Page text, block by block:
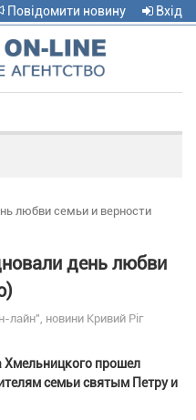
Повідомити новину Вхід
navigation
любви семьи и верности
день любви
лайн", новини Кривий Ріг
Хмельницкого прошел
семьи святым Петру и